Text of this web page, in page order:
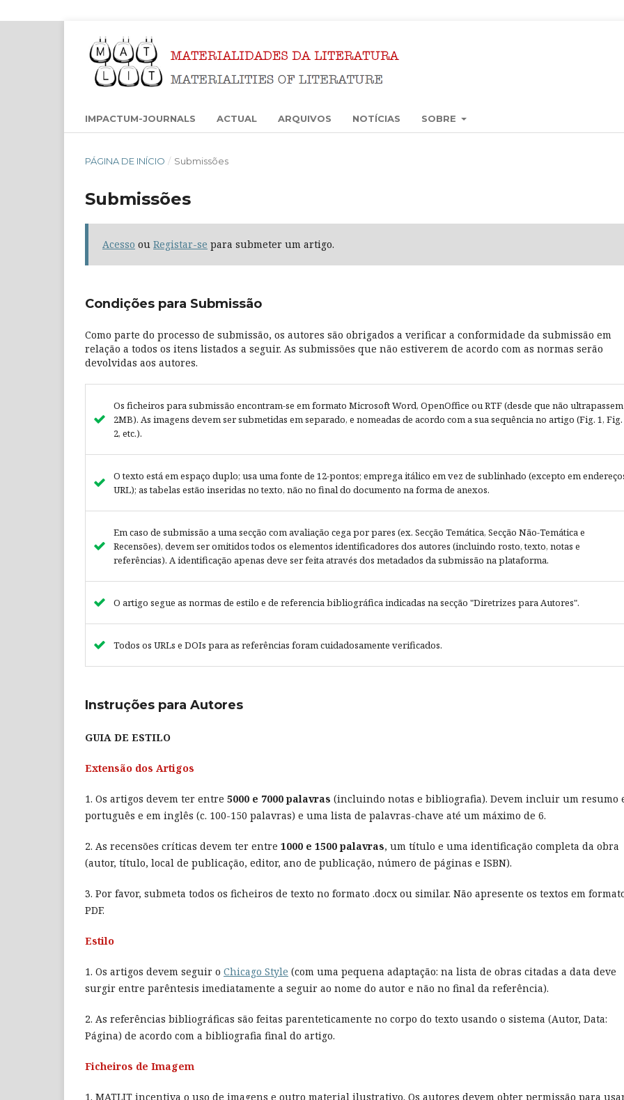
IMPACTUM-JOURNALS ACTUAL ARQUIVOS NOTÍCIAS SOBRE
PÁGINA DE INÍCIO / Submissões
Submissões
Acesso ou Registar-se para submeter um artigo.
Condições para Submissão
Como parte do processo de submissão, os autores são obrigados a verificar a conformidade da submissão em
relação a todos os itens listados a seguir. As submissões que não estiverem de acordo com as normas serão
devolvidas aos autores.
Os ficheiros para submissão encontram-se em formato Microsoft Word, OpenOffice ou RTF (desde que não ultrapassem
2MB). As imagens devem ser submetidas em separado, e nomeadas de acordo com a sua sequência no artigo (Fig. 1, Fig.
2, etc.).
O texto está em espaço duplo; usa uma fonte de 12-pontos; emprega itálico em vez de sublinhado (excepto em
URL); as tabelas estão inseridas no texto, não no final do documento na forma de anexos.
Em caso de submissão a uma secção com avaliação cega por pares (ex. Secção Temática, Secção Não-Temática e
Recensões), devem ser omitidos todos os elementos identificadores dos autores (incluindo rosto, texto, notas e
referências). A identificação apenas deve ser feita através dos metadados da submissão na plataforma.
O artigo segue as normas de estilo e de referencia bibliográfica indicadas na secção "Diretrizes para Autores".
Todos os URLs e DOIs para as referências foram cuidadosamente verificados.
Instruções para Autores
GUIA DE ESTILO
Extensão dos Artigos
1. Os artigos devem ter entre 5000 e 7000 palavras (incluindo notas e bibliografia). Devem incluir um resumo
português e em inglês (c. 100-150 palavras) e uma lista de palavras-chave até um máximo de 6.
2. As recensões críticas devem ter entre 1000 e 1500 palavras, um título e uma identificação completa da obra
(autor, título, local de publicação, editor, ano de publicação, número de páginas e ISBN).
3. Por favor, submeta todos os ficheiros de texto no formato .docx ou similar. Não apresente os textos em
PDF.
Estilo
1. Os artigos devem seguir o Chicago Style (com uma pequena adaptação: na lista de obras citadas a data deve
surgir entre parêntesis imediatamente a seguir ao nome do autor e não no final da referência).
2. As referências bibliográficas são feitas parenteticamente no corpo do texto usando o sistema (Autor, Data:
Página) de acordo com a bibliografia final do artigo.
Ficheiros de Imagem
1. MATLIT incentiva o uso de imagens e outro material ilustrativo. Os autores devem obter permissão para